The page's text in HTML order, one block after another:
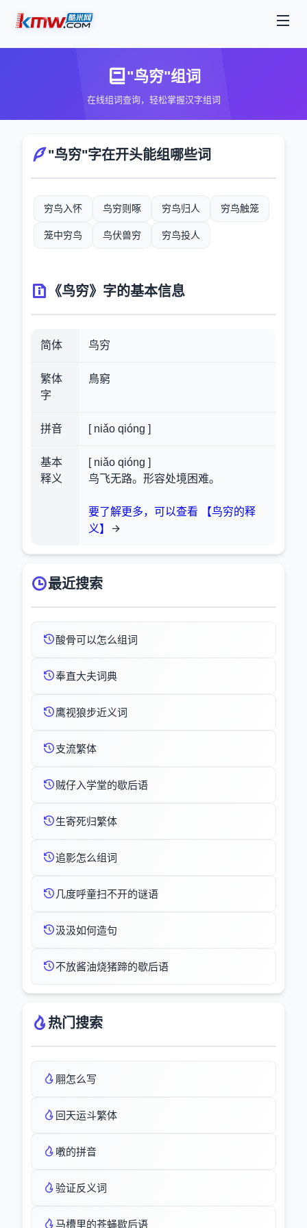
"鸟穷"组词
在线组词查询，轻松掌握汉字组词
"鸟穷"字在开头能组哪些词
穷鸟入怀 鸟穷则啄 穷鸟归人 穷鸟触笼
笼中穷鸟 鸟伏兽穷 穷鸟投人
《鸟穷》字的基本信息
简体 鸟穷
繁体
字
鳥窮
拼音 [ niǎo qióng ]
基本
释义
[ niǎo qióng ]
鸟飞无路。形容处境困难。
要了解更多，可以查看 【鸟穷的释
义】
最近搜索
酸骨可以怎么组词
奉直大夫词典
鹰视狼步近义词
支流繁体
贼仔入学堂的歇后语
生寄死归繁体
追影怎么组词
几度呼童扫不开的谜语
汲汲如何造句
不放酱油烧猪蹄的歇后语
热门搜索
翢怎么写
回天运斗繁体
嘋的拼音
验证反义词
马槽里的苍蝇歇后语